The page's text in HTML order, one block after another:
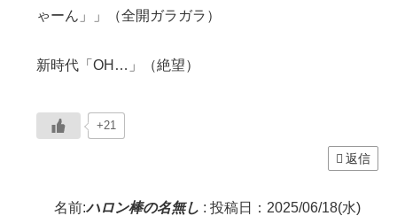
ゃーん」」（全開ガラガラ）
新時代「OH…」（絶望）
+21
返信
名前:ハロン棒の名無し : 投稿日：2025/06/18(水)